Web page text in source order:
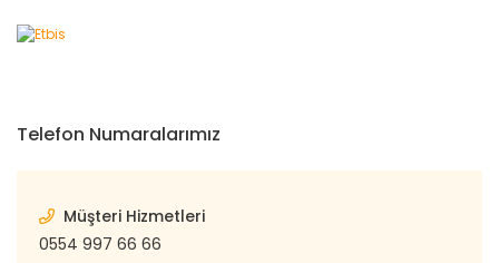
Telefon Numaralarımız
Müşteri Hizmetleri
0554 997 66 66